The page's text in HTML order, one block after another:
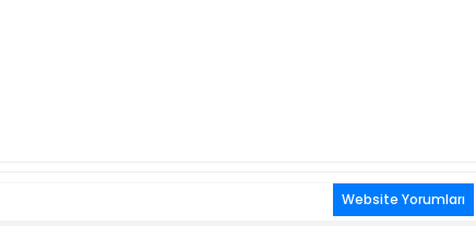
Website Yorumları